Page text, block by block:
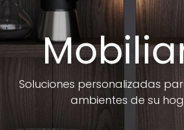
Soluciones personalizadas
ambientes de su